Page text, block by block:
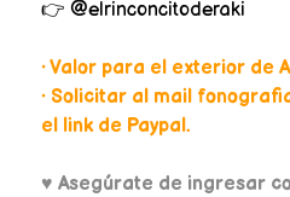
👉 @elrinconcitoderaki
• Valor para el exterior de
• Solicitar al mail
el link de Paypal.
♥ Asegúrate de ingresar